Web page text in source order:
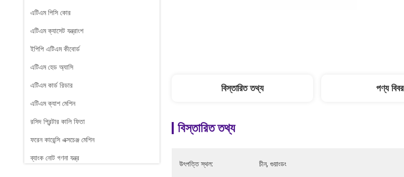
এটিএম পিসি কোর
এটিএম ক্যাসেট যন্ত্রাংশ
ইপিপি এটিএম কীবোর্ড
এটিএম হেড অ্যাসি
এটিএম কার্ড রিডার
এটিএম ক্যাশ মেশিন
রসিদ প্রিন্টার কালি ফিতা
ফরেন কারেন্সি এক্সচেঞ্জ মেশিন
ব্যাংক নোট গণনা যন্ত্র
বিস্তারিত তথ্য পণ্য
বিস্তারিত তথ্য
উৎপত্তি স্থল: চীন, গুয়াংডং